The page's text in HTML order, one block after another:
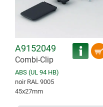
A9152049
Combi-Clip
ABS (UL 94 HB)
noir RAL 9005
45x27mm